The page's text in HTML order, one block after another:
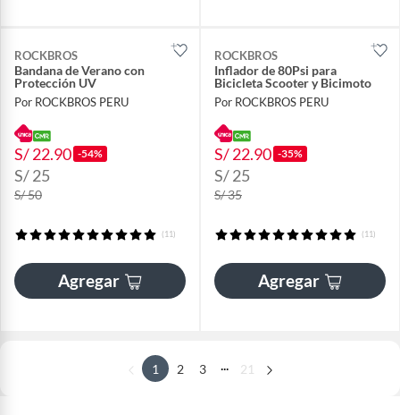
ROCKBROS
Bandana de Verano con
Protección UV
Por ROCKBROS PERU
S/ 22.90 -54%
S/ 25
S/ 50
(11)
Agregar
ROCKBROS
Inflador de 80Psi para
Bicicleta Scooter y Bicimoto
Por ROCKBROS PERU
S/ 22.90 -35%
S/ 25
S/ 35
(11)
Agregar
1 2 3 ... 21